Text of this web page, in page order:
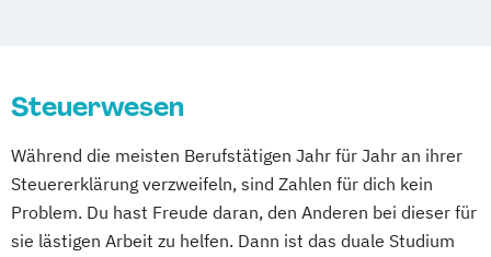
Arbeit
Sales and Negotiation
Soziale Arbeit in der Migrationsgesellschaft
BWL - Öffentliche Wirtschaft
Bioingenieurwesen
Chemische Technik - Technische und
Angewandte Chemie
Data Science und Künstliche Intelligenz
Handels- und Vertriebsmanagement - dual
International Management - dual
Internationales Logistikmanagement - dual
Steuerwesen
Während die meisten Berufstätigen Jahr für Jahr an ihrer
Steuererklärung verzweifeln, sind Zahlen für dich kein
Problem. Du hast Freude daran, den Anderen bei dieser für
sie lästigen Arbeit zu helfen. Dann ist das duale Studium